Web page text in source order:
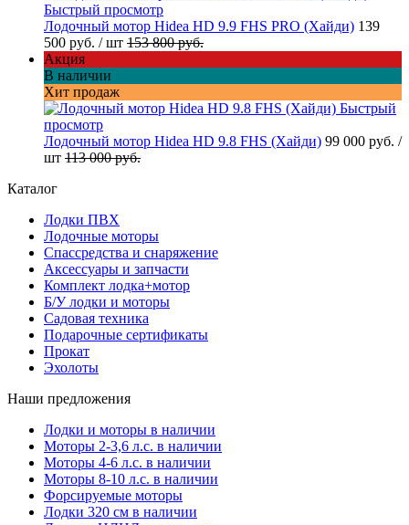
Быстрый просмотр
Лодочный мотор Hidea HD 9.9 FHS PRO (Хайди) 139
500 руб. / шт 153 800 руб.
Акция
В наличии
Хит продаж
Быстрый
просмотр
Лодочный мотор Hidea HD 9.8 FHS (Хайди) 99 000 руб. /
шт 113 000 руб.
Каталог
Лодки ПВХ
Лодочные моторы
Спассредства и снаряжение
Аксессуары и запчасти
Комплект лодка+мотор
Б/У лодки и моторы
Садовая техника
Подарочные сертификаты
Прокат
Эхолоты
Наши предложения
Лодки и моторы в наличии
Моторы 2-3,6 л.с. в наличии
Моторы 4-6 л.с. в наличии
Моторы 8-10 л.с. в наличии
Форсируемые моторы
Лодки 320 см в наличии